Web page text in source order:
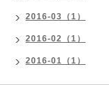
2016-03（1）
2016-02（1）
2016-01（1）